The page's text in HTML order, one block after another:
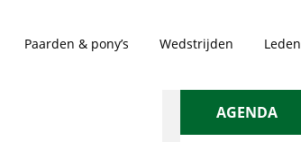
Paarden & pony’s Wedstrijden Leden
AGENDA